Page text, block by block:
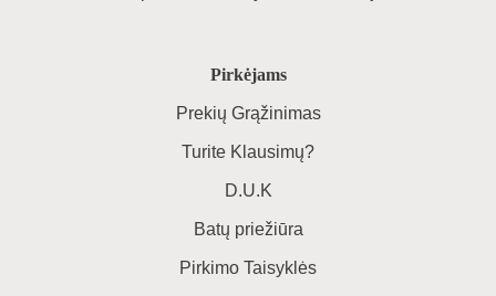
Pirkėjams
Prekių Grąžinimas
Turite Klausimų?
D.U.K
Batų priežiūra
Pirkimo Taisyklės